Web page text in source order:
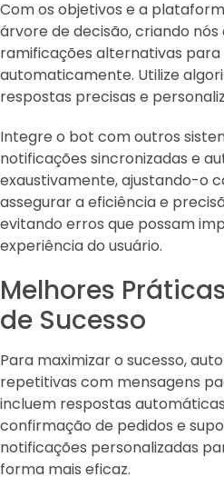
Com os objetivos e a
árvore de decisão, criando nós
ramificações alternativas
automaticamente. Utilize
respostas precisas e
Integre o bot com outros
notificações sincronizadas e
exaustivamente, ajustando-o
assegurar a eficiência e
evitando erros que possam
experiência do usuário.
Melhores
de Sucesso
Para maximizar o sucesso,
repetitivas com mensagens
incluem respostas
confirmação de pedidos e
notificações personalizadas
forma mais eficaz.